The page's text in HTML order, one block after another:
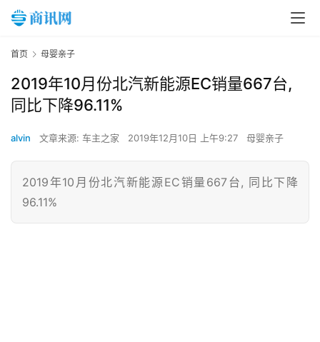
首页 母婴亲子
2019年10月份北汽新能源EC销量667台,
同比下降96.11%
alvin 文章来源: 车主之家 2019年12月10日 上午9:27 母婴亲子
2019年10月份北汽新能源EC销量667台, 同比下降
96.11%